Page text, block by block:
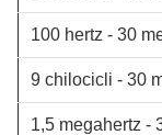
100 hertz - 30
9 chilocicli - 30
1,5 megahertz -